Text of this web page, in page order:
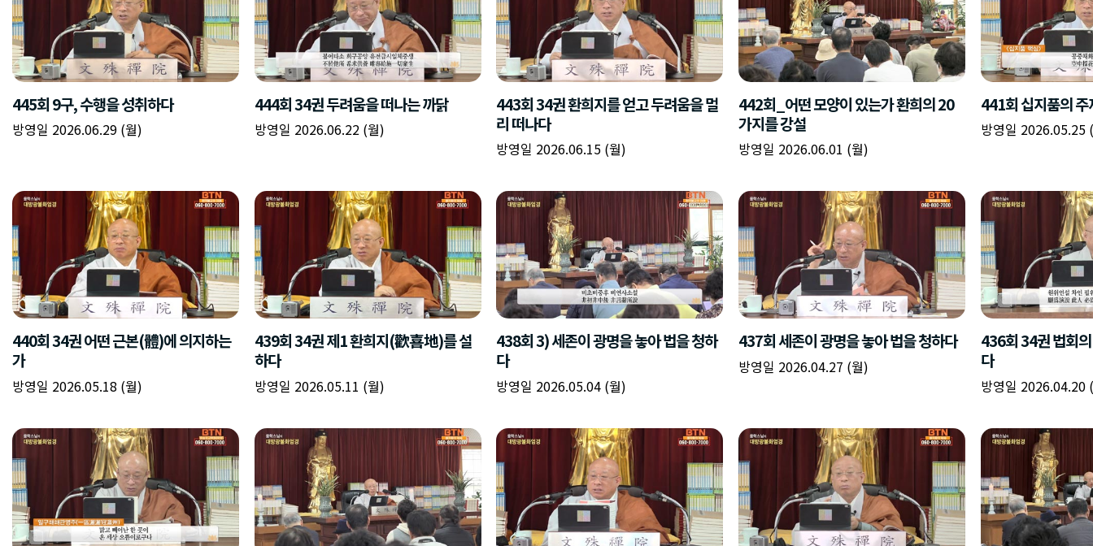
입
력
확인
닫기
복
입
력
종료시간
확인
닫기
리
스
트
추
가
이미지
확인